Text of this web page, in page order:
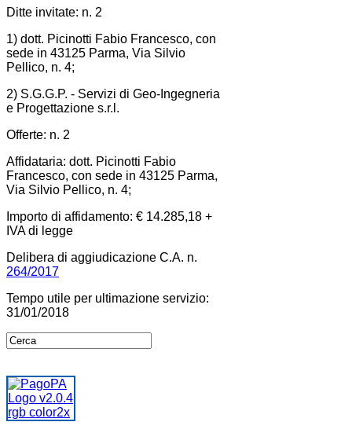
Ditte invitate: n. 2
1) dott. Picinotti Fabio Francesco, con
sede in 43125 Parma, Via Silvio
Pellico, n. 4;
2) S.G.G.P. - Servizi di Geo-Ingegneria
e Progettazione s.r.l.
Offerte: n. 2
Affidataria: dott. Picinotti Fabio
Francesco, con sede in 43125 Parma,
Via Silvio Pellico, n. 4;
Importo di affidamento: € 14.285,18 +
IVA di legge
Delibera di aggiudicazione C.A. n.
264/2017
Tempo utile per ultimazione servizio:
31/01/2018